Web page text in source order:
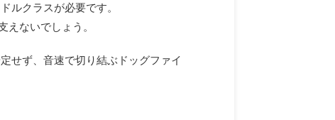
ルクラスが必要です。
えないでしょう。
せず、音速で切り結ぶドッグファイ